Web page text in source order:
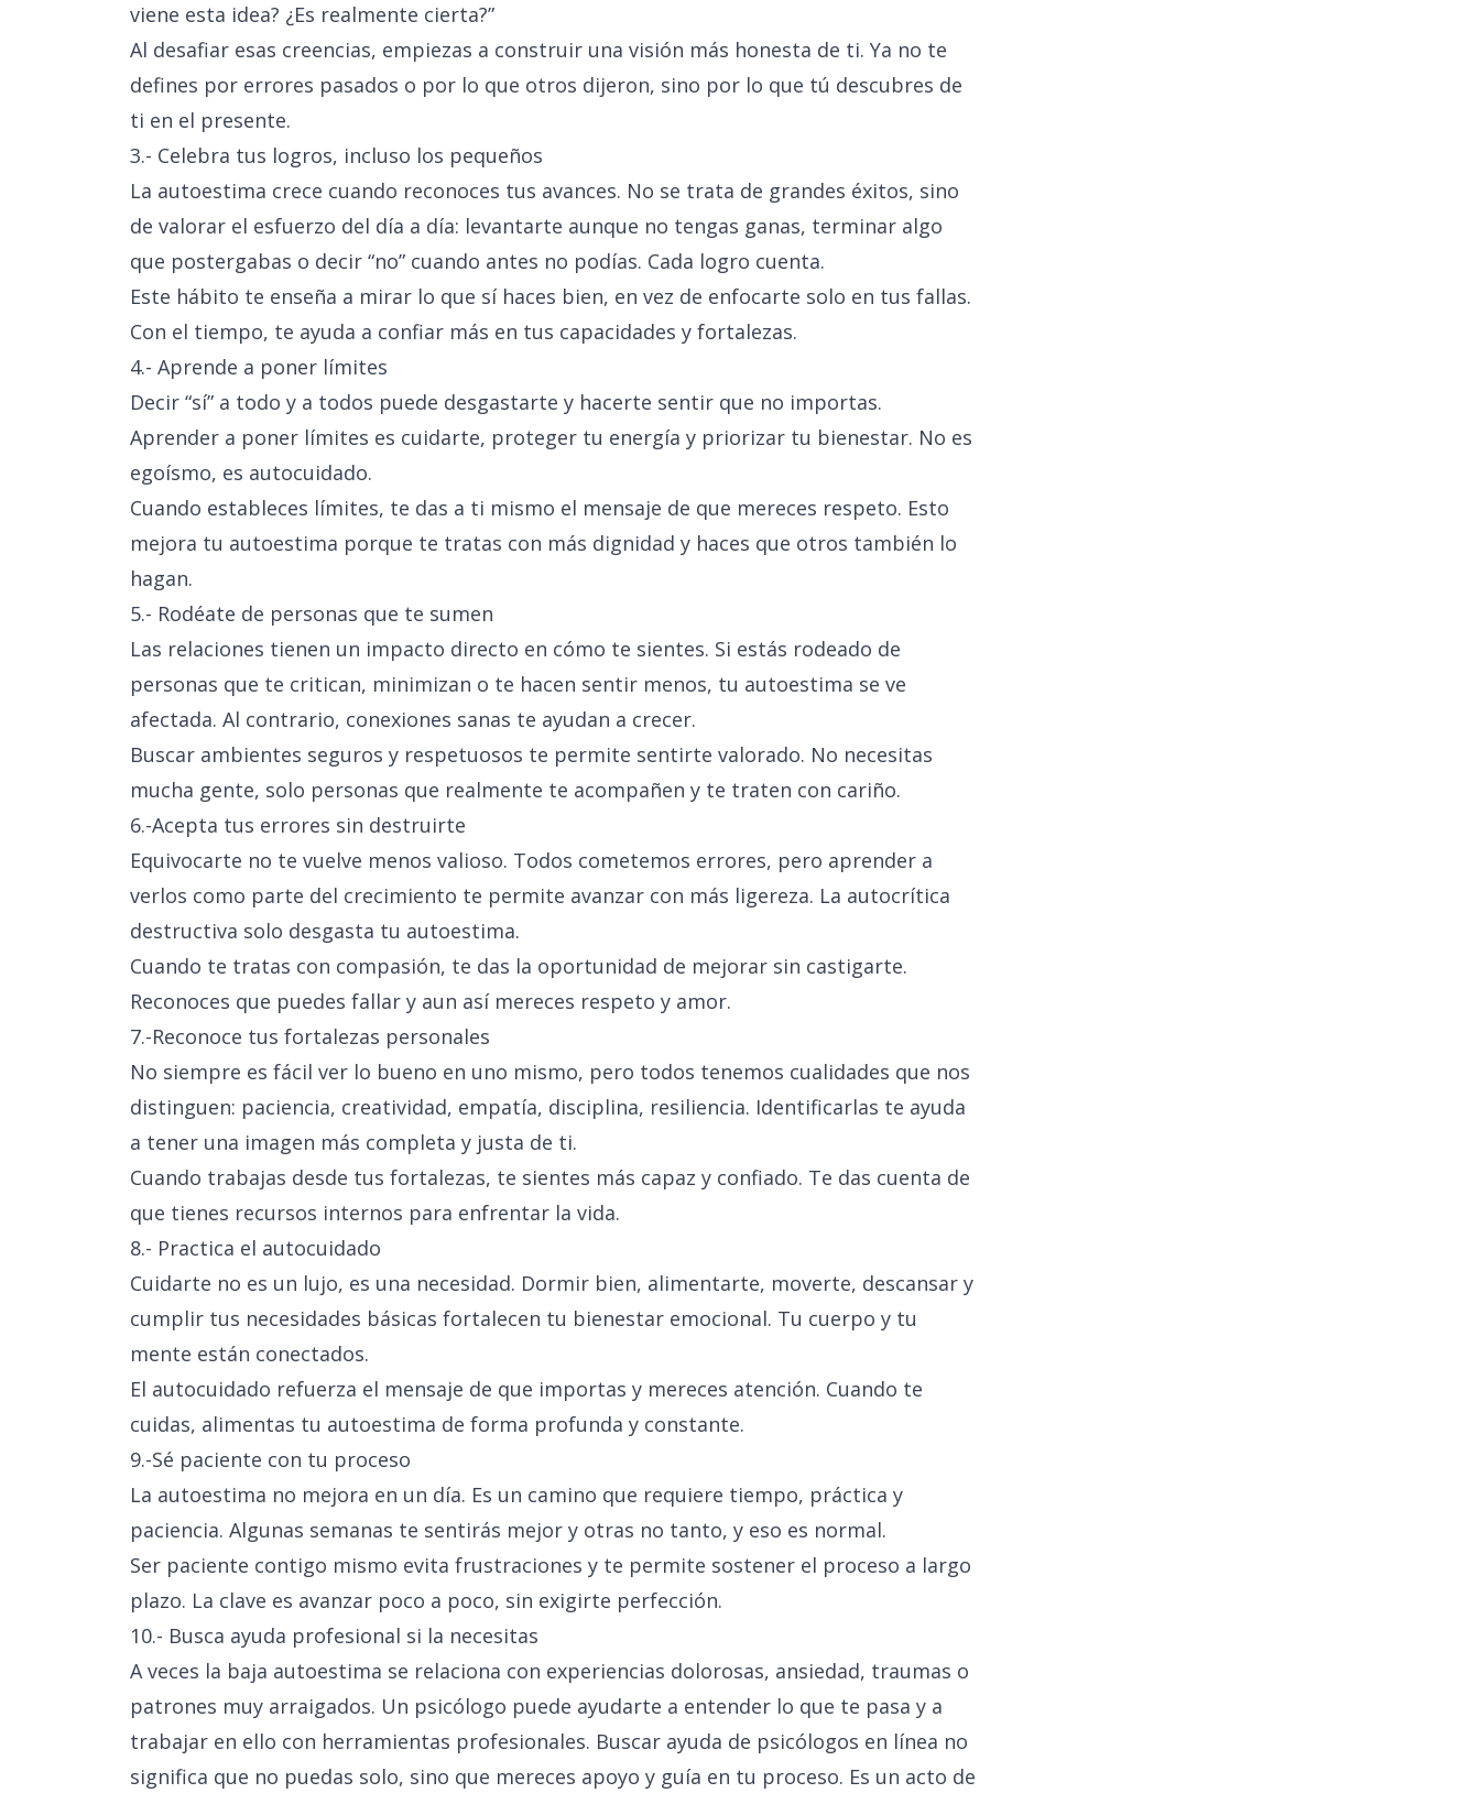
viene esta idea? ¿Es realmente cierta?”
Al desafiar esas creencias, empiezas a construir una visión más honesta de ti. Ya no te
defines por errores pasados o por lo que otros dijeron, sino por lo que tú descubres de
ti en el presente.
3.- Celebra tus logros, incluso los pequeños
La autoestima crece cuando reconoces tus avances. No se trata de grandes éxitos, sino
de valorar el esfuerzo del día a día: levantarte aunque no tengas ganas, terminar algo
que postergabas o decir “no” cuando antes no podías. Cada logro cuenta.
Este hábito te enseña a mirar lo que sí haces bien, en vez de enfocarte solo en tus fallas.
Con el tiempo, te ayuda a confiar más en tus capacidades y fortalezas.
4.- Aprende a poner límites
Decir “sí” a todo y a todos puede desgastarte y hacerte sentir que no importas.
Aprender a poner límites es cuidarte, proteger tu energía y priorizar tu bienestar. No es
egoísmo, es autocuidado.
Cuando estableces límites, te das a ti mismo el mensaje de que mereces respeto. Esto
mejora tu autoestima porque te tratas con más dignidad y haces que otros también lo
hagan.
5.- Rodéate de personas que te sumen
Las relaciones tienen un impacto directo en cómo te sientes. Si estás rodeado de
personas que te critican, minimizan o te hacen sentir menos, tu autoestima se ve
afectada. Al contrario, conexiones sanas te ayudan a crecer.
Buscar ambientes seguros y respetuosos te permite sentirte valorado. No necesitas
mucha gente, solo personas que realmente te acompañen y te traten con cariño.
6.-Acepta tus errores sin destruirte
Equivocarte no te vuelve menos valioso. Todos cometemos errores, pero aprender a
verlos como parte del crecimiento te permite avanzar con más ligereza. La autocrítica
destructiva solo desgasta tu autoestima.
Cuando te tratas con compasión, te das la oportunidad de mejorar sin castigarte.
Reconoces que puedes fallar y aun así mereces respeto y amor.
7.-Reconoce tus fortalezas personales
No siempre es fácil ver lo bueno en uno mismo, pero todos tenemos cualidades que nos
distinguen: paciencia, creatividad, empatía, disciplina, resiliencia. Identificarlas te ayuda
a tener una imagen más completa y justa de ti.
Cuando trabajas desde tus fortalezas, te sientes más capaz y confiado. Te das cuenta de
que tienes recursos internos para enfrentar la vida.
8.- Practica el autocuidado
Cuidarte no es un lujo, es una necesidad. Dormir bien, alimentarte, moverte, descansar y
cumplir tus necesidades básicas fortalecen tu bienestar emocional. Tu cuerpo y tu
mente están conectados.
El autocuidado refuerza el mensaje de que importas y mereces atención. Cuando te
cuidas, alimentas tu autoestima de forma profunda y constante.
9.-Sé paciente con tu proceso
La autoestima no mejora en un día. Es un camino que requiere tiempo, práctica y
paciencia. Algunas semanas te sentirás mejor y otras no tanto, y eso es normal.
Ser paciente contigo mismo evita frustraciones y te permite sostener el proceso a largo
plazo. La clave es avanzar poco a poco, sin exigirte perfección.
10.- Busca ayuda profesional si la necesitas
A veces la baja autoestima se relaciona con experiencias dolorosas, ansiedad, traumas o
patrones muy arraigados. Un psicólogo puede ayudarte a entender lo que te pasa y a
trabajar en ello con herramientas profesionales. Buscar ayuda de psicólogos en línea no
significa que no puedas solo, sino que mereces apoyo y guía en tu proceso. Es un acto de